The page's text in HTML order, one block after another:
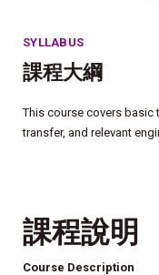
SYLLABUS
課程大綱
This course covers
transfer, and relevant
課程說明
Course Description